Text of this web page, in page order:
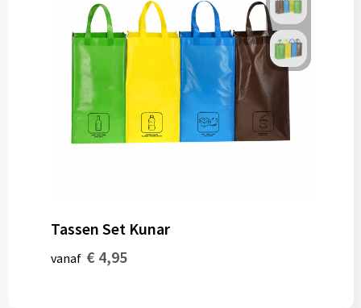
Tassen Set Kunar
vanaf € 4,95